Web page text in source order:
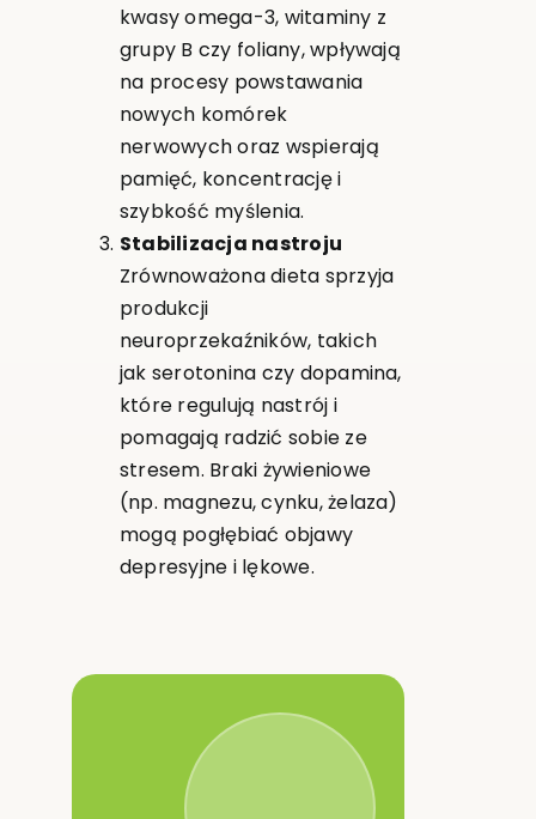
kwasy omega-3, witaminy z
grupy B czy foliany, wpływają
na procesy powstawania
nowych komórek
nerwowych oraz wspierają
pamięć, koncentrację i
szybkość myślenia.
Stabilizacja nastroju
Zrównoważona dieta sprzyja
produkcji
neuroprzekaźników, takich
jak serotonina czy dopamina,
które regulują nastrój i
pomagają radzić sobie ze
stresem. Braki żywieniowe
(np. magnezu, cynku, żelaza)
mogą pogłębiać objawy
depresyjne i lękowe.